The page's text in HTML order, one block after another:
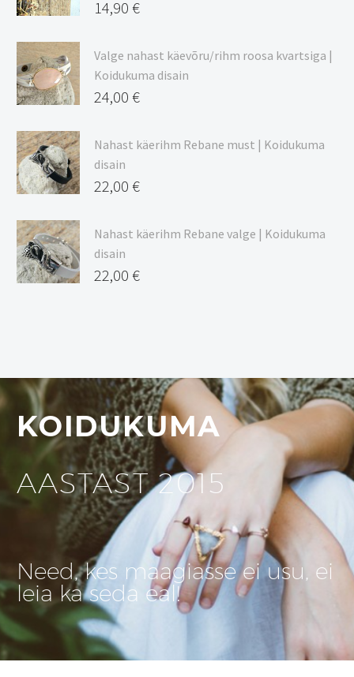
20,44 €
14,90 €
Valge nahast käevõru/rihm roosa kvartsiga |
Koidukuma disain
24,00 €
Nahast käerihm Rebane must | Koidukuma
disain
22,00 €
Nahast käerihm Rebane valge | Koidukuma
disain
22,00 €
KOIDUKUMA
AASTAST 2015
Need, kes maagiasse ei usu, ei
leia ka seda eal!